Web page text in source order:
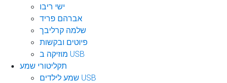
ישי ריבו
אברהם פריד
שלמה קרליבך
פיוטים ובקשות
מוזיקה ב USB
תקליטורי שמע
שמע לילדים USB